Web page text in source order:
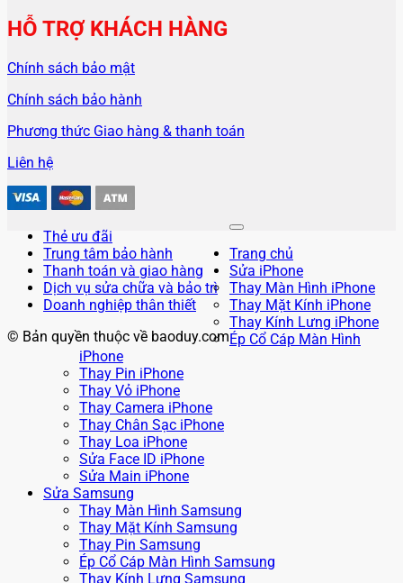
HỖ TRỢ KHÁCH HÀNG
Chính sách bảo mật
Chính sách bảo hành
Phương thức Giao hàng & thanh toán
Liên hệ
Thẻ ưu đãi
Trung tâm bảo hành
Thanh toán và giao hàng
Dịch vụ sửa chữa và bảo trì
Doanh nghiệp thân thiết
© Bản quyền thuộc về baoduy.com
Trang chủ
Sửa iPhone
Thay Màn Hình iPhone
Thay Mặt Kính iPhone
Thay Kính Lưng iPhone
Ép Cổ Cáp Màn Hình
iPhone
Thay Pin iPhone
Thay Vỏ iPhone
Thay Camera iPhone
Thay Chân Sạc iPhone
Thay Loa iPhone
Sửa Face ID iPhone
Sửa Main iPhone
Sửa Samsung
Thay Màn Hình Samsung
Thay Mặt Kính Samsung
Thay Pin Samsung
Ép Cổ Cáp Màn Hình Samsung
Thay Kính Lưng Samsung